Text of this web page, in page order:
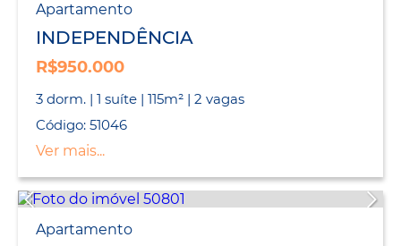
Apartamento
INDEPENDÊNCIA
R$950.000
3 dorm. | 1 suíte | 115m² | 2 vagas
Código: 51046
Ver mais...
Apartamento